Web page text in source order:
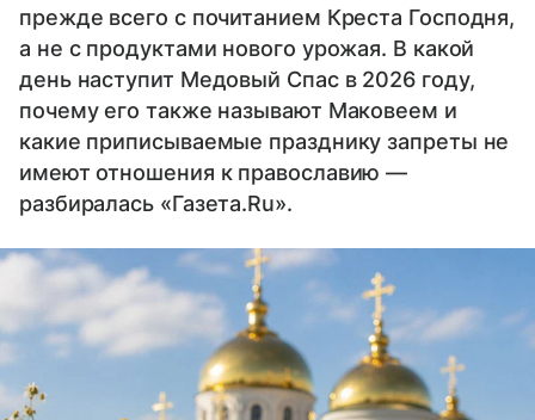
прежде всего с почитанием Креста Господня,
а не с продуктами нового урожая. В какой
день наступит Медовый Спас в 2026 году,
почему его также называют Маковеем и
какие приписываемые празднику запреты не
имеют отношения к православию —
разбиралась «Газета.Ru».